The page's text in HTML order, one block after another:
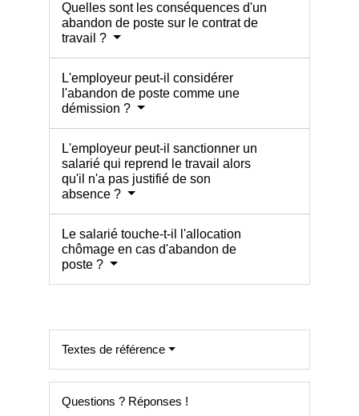
Quelles sont les conséquences d'un
abandon de poste sur le contrat de
travail ?
L'employeur peut-il considérer
l'abandon de poste comme une
démission ?
L'employeur peut-il sanctionner un
salarié qui reprend le travail alors
qu'il n'a pas justifié de son
absence ?
Le salarié touche-t-il l'allocation
chômage en cas d'abandon de
poste ?
Textes de référence
Questions ? Réponses !